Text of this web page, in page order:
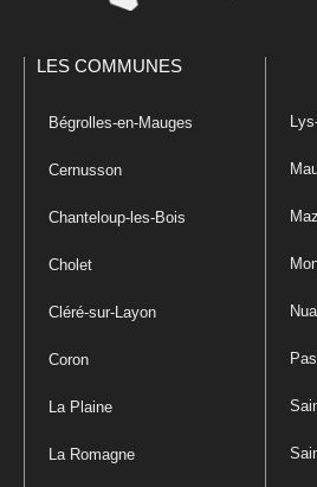
LES COMMUNES
Bégrolles-en-Mauges
Cernusson
Chanteloup-les-Bois
Cholet
Cléré-sur-Layon
Coron
La Plaine
La Romagne